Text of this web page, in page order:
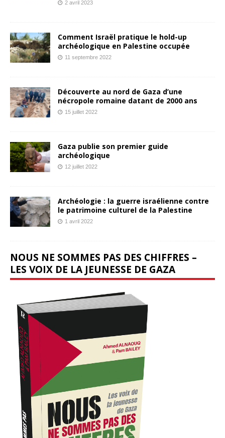
2 avril 2023
Comment Israël pratique le hold-up
archéologique en Palestine occupée
11 septembre 2022
Découverte au nord de Gaza d’une
nécropole romaine datant de 2000 ans
15 juillet 2022
Gaza publie son premier guide
archéologique
12 juillet 2022
Archéologie : la guerre israélienne contre
le patrimoine culturel de la Palestine
1 avril 2022
NOUS NE SOMMES PAS DES CHIFFRES –
LES VOIX DE LA JEUNESSE DE GAZA